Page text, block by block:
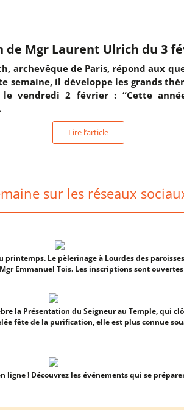
Mgr Laurent Ulrich du 3
archevêque de Paris, répond aux
semaine, il développe les grands
le vendredi 2 février : “Cette
Lire l’article
sur les réseaux
printemps. Le pèlerinage à Lourdes des
Emmanuel Tois. Les inscriptions sont
la Présentation du Seigneur au Temple, qui
fête de la purification, elle est plus connue
ligne ! Découvrez les événements qui se